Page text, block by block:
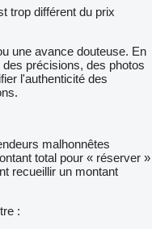
trop différent du prix
une avance douteuse. En
précisions, des photos
l'authenticité des
malhonnêtes
total pour « réserver »
recueillir un montant
: